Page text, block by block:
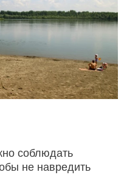
соблюдать
не навредить